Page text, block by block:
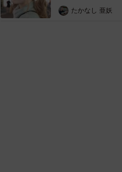
却せずに連絡が取れなくなる業
がいたんだと驚きました」と高野
たかなし 亜妖